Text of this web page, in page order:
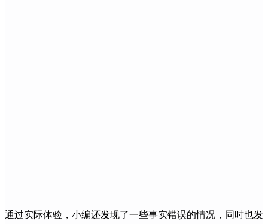
通过实际体验，小编还发现了一些事实错误的情况，同时也发